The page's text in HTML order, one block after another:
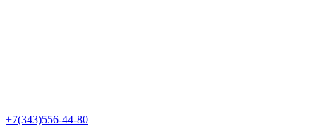
+7(343)556-44-80